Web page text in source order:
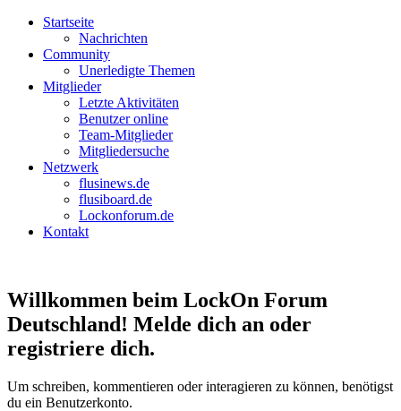
Startseite
Nachrichten
Community
Unerledigte Themen
Mitglieder
Letzte Aktivitäten
Benutzer online
Team-Mitglieder
Mitgliedersuche
Netzwerk
flusinews.de
flusiboard.de
Lockonforum.de
Kontakt
Willkommen beim LockOn Forum
Deutschland! Melde dich an oder
registriere dich.
Um schreiben, kommentieren oder interagieren zu können, benötigst
du ein Benutzerkonto.